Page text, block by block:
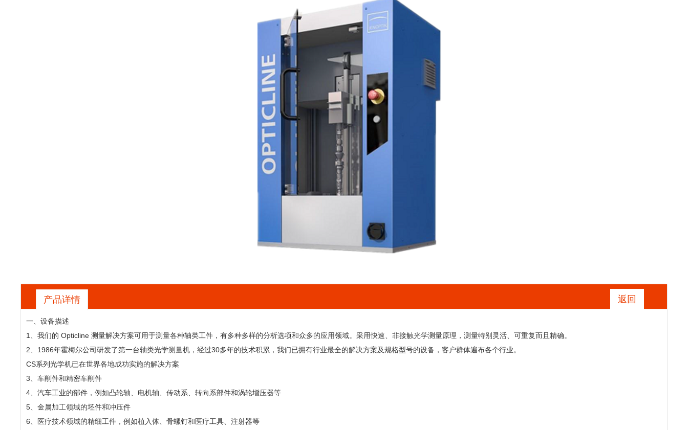
产品详情 返回
一、设备描述
1、我们的 Opticline 测量解决方案可用于测量各种轴类工件，有多种多样的分析选项和众多的应用领域。采用快速、非接触光学测量原理，测量特别灵活、可重复而且精确。
2、1986年霍梅尔公司研发了第一台轴类光学测量机，经过30多年的技术积累，我们已拥有行业最全的解决方案及规格型号的设备，客户群体遍布各个行业。
CS系列光学机已在世界各地成功实施的解决方案
3、车削件和精密车削件
4、汽车工业的部件，例如凸轮轴、电机轴、传动系、转向系部件和涡轮增压器等
5、金属加工领域的坯件和冲压件
6、医疗技术领域的精细工件，例如植入体、骨螺钉和医疗工具、注射器等